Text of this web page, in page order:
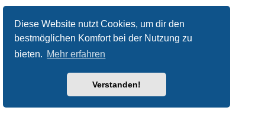
Diese Website nutzt Cookies, um dir den
bestmöglichen Komfort bei der Nutzung zu
bieten. Mehr erfahren
Verstanden!